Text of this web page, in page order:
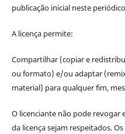
publicação inicial neste
A licença permite:
Compartilhar (copiar e
ou formato) e/ou adaptar
material) para qualquer fim,
O licenciante não pode revogar
da licença sejam respeitados.